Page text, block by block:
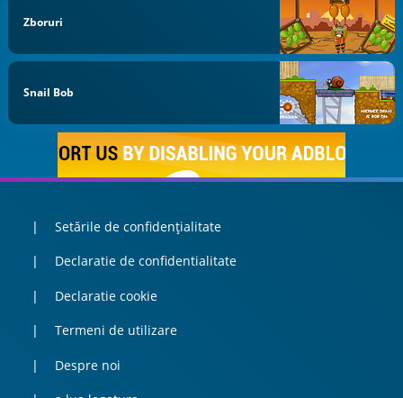
Zboruri
Snail Bob
Setările de confidențialitate
Declaratie de confidentialitate
Declaratie cookie
Termeni de utilizare
Despre noi